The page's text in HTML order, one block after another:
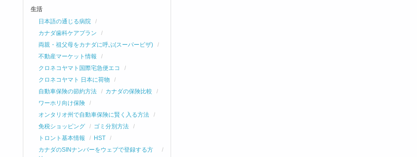
生活
日本語の通じる病院
カナダ歯科ケアプラン
両親・祖父母をカナダに呼ぶ(スーパービザ)
不動産マーケット情報
クロネコヤマト国際宅急便エコ
クロネコヤマト 日本に荷物
自動車保険の節約方法
カナダの保険比較
ワーホリ向け保険
オンタリオ州で自動車保険に賢く入る方法
免税ショッピング
ゴミ分別方法
トロント基本情報
HST
カナダのSINナンバーをウェブで登録する方